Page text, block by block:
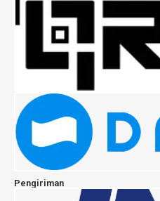
Pengiriman